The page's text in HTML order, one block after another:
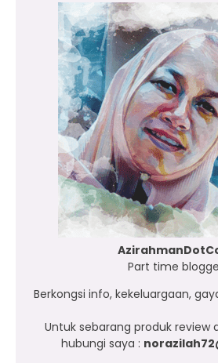
Part time
Berkongsi info, kekeluargaan,
Untuk sebarang produk review
hubungi saya :